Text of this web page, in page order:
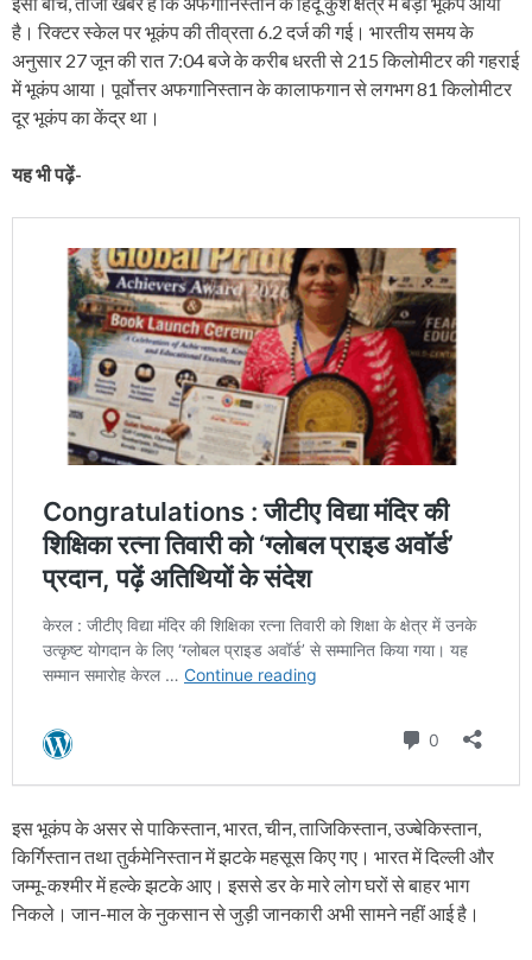
है। रिक्टर स्केल पर भूकंप की तीव्रता 6.2 दर्ज की गई। भारतीय समय के
अनुसार 27 जून की रात 7:04 बजे के करीब धरती से 215 किलोमीटर की गहराई
में भूकंप आया। पूर्वोत्तर अफगानिस्तान के कालाफगान से लगभग 81 किलोमीटर
दूर भूकंप का केंद्र था।
यह भी पढ़ें-
इस भूकंप के असर से पाकिस्तान, भारत, चीन, ताजिकिस्तान, उज्बेकिस्तान,
किर्गिस्तान तथा तुर्कमेनिस्तान में झटके महसूस किए गए। भारत में दिल्ली और
जम्मू-कश्मीर में हल्के झटके आए। इससे डर के मारे लोग घरों से बाहर भाग
निकले। जान-माल के नुकसान से जुड़ी जानकारी अभी सामने नहीं आई है।